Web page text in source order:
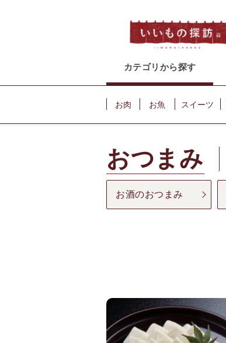
カテゴリから探す
お肉 お魚 スイーツ
おつまみ
お酒のおつまみ